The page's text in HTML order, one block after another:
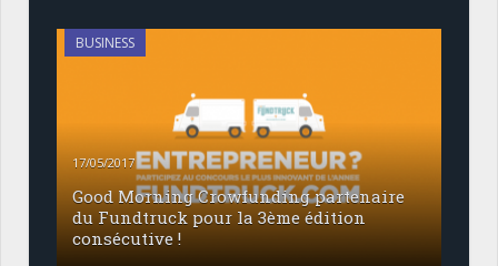
BUSINESS
17/05/2017
Good Morning Crowfunding partenaire
du Fundtruck pour la 3ème édition
consécutive !